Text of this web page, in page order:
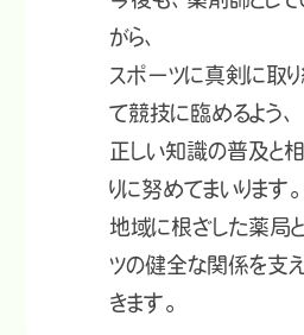
がら、
スポーツに真剣に取
て競技に臨めるよう、
正しい知識の普及と
りに努めてまいります。
地域に根ざした薬局
ツの健全な関係を支
きます。